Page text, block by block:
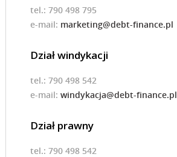
tel.: 790 498 795
e-mail: marketing@debt-finance.pl
Dział windykacji
tel.: 790 498 542
e-mail: windykacja@debt-finance.pl
Dział prawny
tel.: 790 498 542